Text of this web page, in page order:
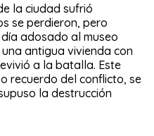
la ciudad sufrió
se perdieron, pero
adosado al museo
antigua vivienda con
a la batalla. Este
recuerdo del conflicto, se
la destrucción